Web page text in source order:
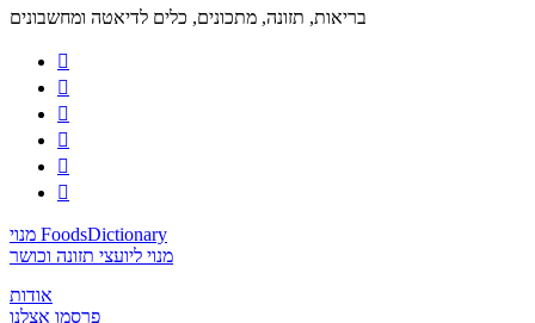
בריאות, תזונה, מתכונים, כלים לדיאטה ומחשבונים






מנוי FoodsDictionary
מנוי ליועצי תזונה וכושר
אודות
פרסמו אצלנו